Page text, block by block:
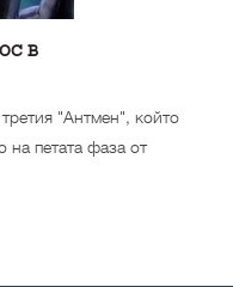
в
"Антмен", който
на петата фаза от